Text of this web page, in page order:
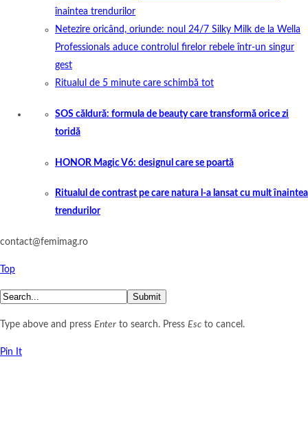
înaintea trendurilor
Netezire oricând, oriunde: noul 24/7 Silky Milk de la Wella
Professionals aduce controlul firelor rebele într-un singur
gest
Ritualul de 5 minute care schimbă tot
SOS căldură: formula de beauty care transformă orice zi
toridă
HONOR Magic V6: designul care se poartă
Ritualul de contrast pe care natura l-a lansat cu mult înaintea
trendurilor
contact@femimag.ro
Top
Submit
Type above and press Enter to search. Press Esc to cancel.
Pin It